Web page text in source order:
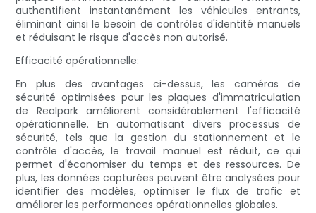
authentifient instantanément les véhicules entrants,
éliminant ainsi le besoin de contrôles d'identité manuels
et réduisant le risque d'accès non autorisé.
Efficacité opérationnelle:
En plus des avantages ci-dessus, les caméras de
sécurité optimisées pour les plaques d'immatriculation
de Realpark améliorent considérablement l'efficacité
opérationnelle. En automatisant divers processus de
sécurité, tels que la gestion du stationnement et le
contrôle d'accès, le travail manuel est réduit, ce qui
permet d'économiser du temps et des ressources. De
plus, les données capturées peuvent être analysées pour
identifier des modèles, optimiser le flux de trafic et
améliorer les performances opérationnelles globales.